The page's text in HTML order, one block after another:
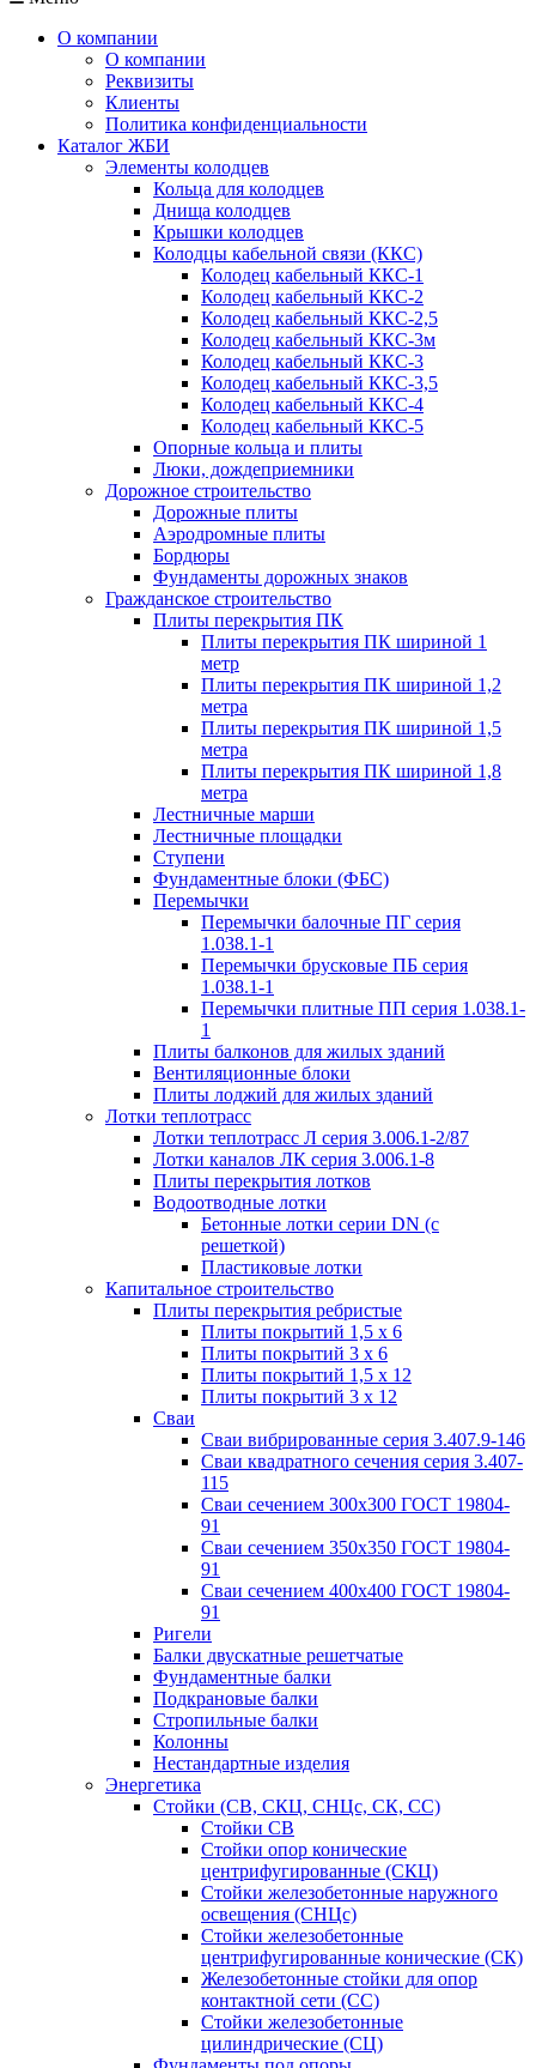
О компании
О компании
Реквизиты
Клиенты
Политика конфиденциальности
Каталог ЖБИ
Элементы колодцев
Кольца для колодцев
Днища колодцев
Крышки колодцев
Колодцы кабельной связи (ККС)
Колодец кабельный ККС-1
Колодец кабельный ККС-2
Колодец кабельный ККС-2,5
Колодец кабельный ККС-3м
Колодец кабельный ККС-3
Колодец кабельный ККС-3,5
Колодец кабельный ККС-4
Колодец кабельный ККС-5
Опорные кольца и плиты
Люки, дождеприемники
Дорожное строительство
Дорожные плиты
Аэродромные плиты
Бордюры
Фундаменты дорожных знаков
Гражданское строительство
Плиты перекрытия ПК
Плиты перекрытия ПК шириной 1
метр
Плиты перекрытия ПК шириной 1,2
метра
Плиты перекрытия ПК шириной 1,5
метра
Плиты перекрытия ПК шириной 1,8
метра
Лестничные марши
Лестничные площадки
Ступени
Фундаментные блоки (ФБС)
Перемычки
Перемычки балочные ПГ серия
1.038.1-1
Перемычки брусковые ПБ серия
1.038.1-1
Перемычки плитные ПП серия 1.038.1-
1
Плиты балконов для жилых зданий
Вентиляционные блоки
Плиты лоджий для жилых зданий
Лотки теплотрасс
Лотки теплотрасс Л серия 3.006.1-2/87
Лотки каналов ЛК серия 3.006.1-8
Плиты перекрытия лотков
Водоотводные лотки
Бетонные лотки серии DN (с
решеткой)
Пластиковые лотки
Капитальное строительство
Плиты перекрытия ребристые
Плиты покрытий 1,5 x 6
Плиты покрытий 3 x 6
Плиты покрытий 1,5 x 12
Плиты покрытий 3 x 12
Сваи
Сваи вибрированные серия 3.407.9-146
Сваи квадратного сечения серия 3.407-
115
Сваи сечением 300х300 ГОСТ 19804-
91
Сваи сечением 350х350 ГОСТ 19804-
91
Сваи сечением 400х400 ГОСТ 19804-
91
Ригели
Балки двускатные решетчатые
Фундаментные балки
Подкрановые балки
Стропильные балки
Колонны
Нестандартные изделия
Энергетика
Стойки (СВ, СКЦ, СНЦс, СК, СС)
Стойки СВ
Стойки опор конические
центрифугированные (СКЦ)
Стойки железобетонные наружного
освещения (СНЦс)
Стойки железобетонные
центрифугированные конические (СК)
Железобетонные стойки для опор
контактной сети (СС)
Стойки железобетонные
цилиндрические (СЦ)